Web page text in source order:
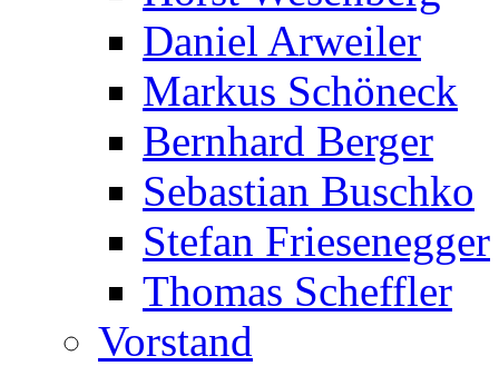
Daniel Arweiler
Markus Schöneck
Bernhard Berger
Sebastian Buschko
Stefan Friesenegger
Thomas Scheffler
Vorstand